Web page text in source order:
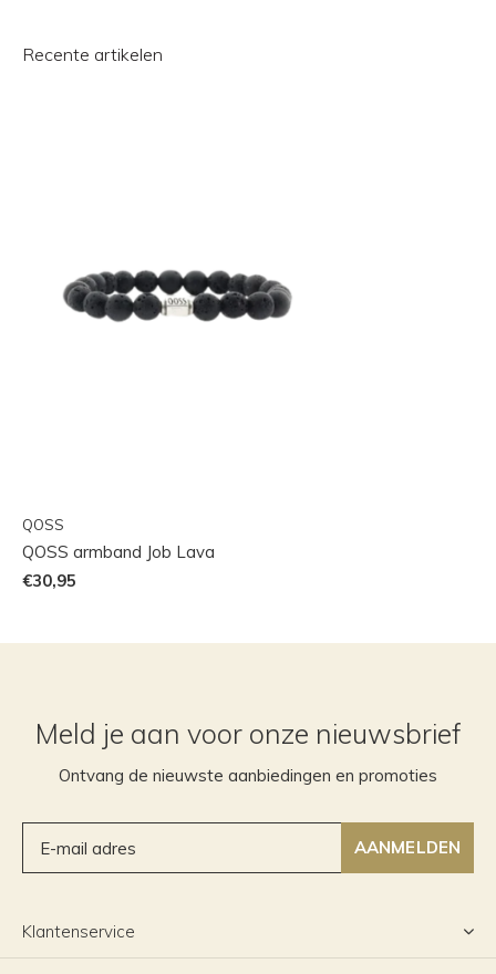
Recente artikelen
QOSS
QOSS armband Job Lava
€30,95
Meld je aan voor onze nieuwsbrief
Ontvang de nieuwste aanbiedingen en promoties
AANMELDEN
Klantenservice